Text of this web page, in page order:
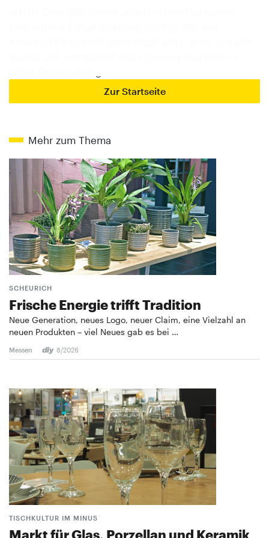
Zur Startseite
Mehr zum Thema
SCHEURICH
Frische Energie trifft Tradition
Neue Generation, neues Logo, neuer Claim, eine Vielzahl an
neuen Produkten – viel Neues gab es bei …
Messen 8/2026
TISCHKULTUR IM MINUS
Markt für Glas, Porzellan und Keramik